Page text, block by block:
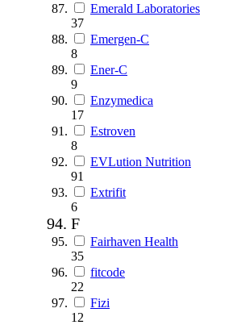
Emerald Laboratories
37
Emergen-C
8
Ener-C
9
Enzymedica
17
Estroven
8
EVLution Nutrition
91
Extrifit
6
F
Fairhaven Health
35
fitcode
22
Fizi
12